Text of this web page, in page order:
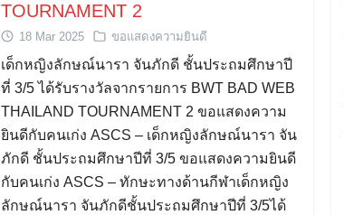
TOURNAMENT 2
18 Mar 2025 ขอแสดงความยินดี
เด็กหญิงลักษณ์นารา จันภักดี ชั้นประถมศึกษาปี
ที่ 3/5 ได้รับรางวัลจากรายการ BWT BAD WEB
THAILAND TOURNAMENT 2 ขอแสดงความ
ยินดีกับคนเก่ง ASCS – เด็กหญิงลักษณ์นารา จัน
ภักดี ชั้นประถมศึกษาปีที่ 3/5 ขอแสดงความยินดี
กับคนเก่ง ASCS – ทักษะทางด้านกีฬาเด็กหญิง
ลักษณ์นารา จันภักดีชั้นประถมศึกษาปีที่ 3/5ได้